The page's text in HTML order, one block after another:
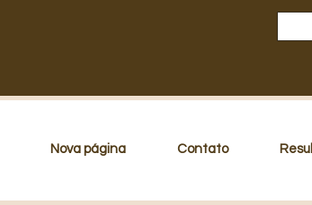
Nova página Contato